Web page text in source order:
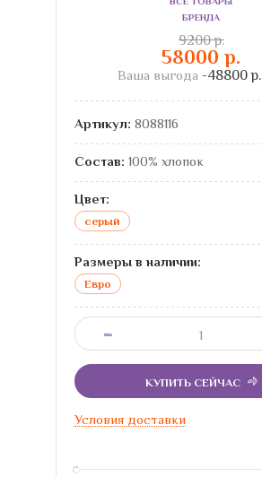
БРЕНДА
9200 р.
58000 р.
Ваша выгода -48800 р.
Артикул: 8088116
Состав: 100% хлопок
Цвет:
серый
Размеры в наличии:
Евро
КУПИТЬ СЕЙЧАС
Условия доставки